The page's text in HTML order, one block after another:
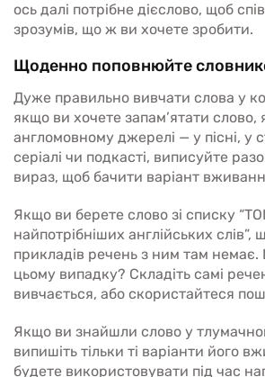
ось далі потрібне дієслово, щоб
зрозумів, що ж ви хочете зробити.
Щоденно поповнюйте
Дуже правильно вивчати слова у
якщо ви хочете запам’ятати
англомовному джерелі — у пісні, у
серіалі чи подкасті, виписуйте
вираз, щоб бачити варіант
Якщо ви берете слово зі списку
найпотрібніших англійських
прикладів речень з ним там
цьому випадку? Складіть самі
вивчається, або скористайтеся
Якщо ви знайшли слово у
випишіть тільки ті варіанти його
будете використовувати під час